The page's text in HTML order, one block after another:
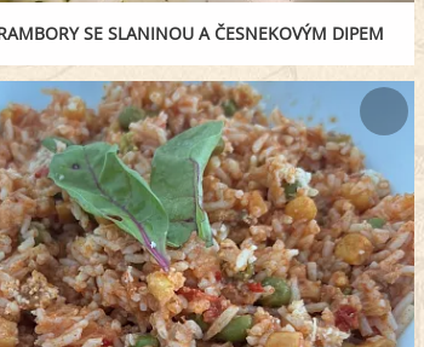
SE SLANINOU A ČESNEKOVÝM DIPEM